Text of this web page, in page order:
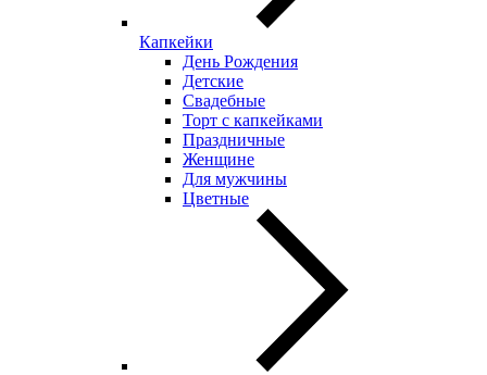
Капкейки
День Рождения
Детские
Свадебные
Торт с капкейками
Праздничные
Женщине
Для мужчины
Цветные